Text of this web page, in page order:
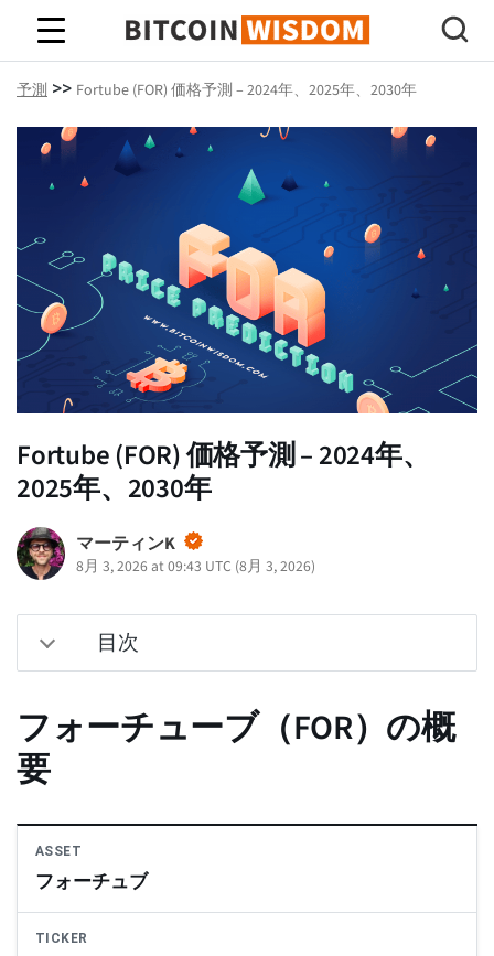
ビットコインの知恵
予測 >> Fortube (FOR) 価格予測 – 2024年、2025年、2030年
Fortube (FOR) 価格予測 – 2024年、
2025年、2030年
マーティンK
8月 3, 2026 at 09:43 UTC (8月 3, 2026)
目次
フォーチューブ（FOR）の概
要
ASSET
フォーチュブ
TICKER